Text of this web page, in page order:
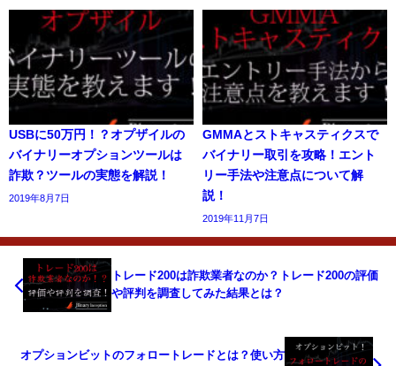
USBに50万円！？オプザイルの
バイナリーオプションツールは
詐欺？ツールの実態を解説！
2019年8月7日
GMMAとストキャスティクスで
バイナリー取引を攻略！エント
リー手法や注意点について解
説！
2019年11月7日
トレード200は詐欺業者なのか？トレード200の評価
や評判を調査してみた結果とは？
オプションビットのフォロートレードとは？使い方